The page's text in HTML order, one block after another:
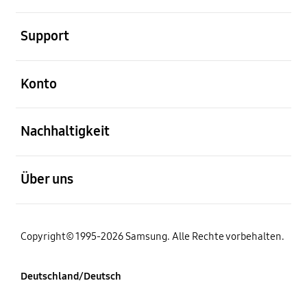
Support
Konto
Nachhaltigkeit
Über uns
Copyright© 1995-2026 Samsung. Alle Rechte vorbehalten.
Deutschland/Deutsch